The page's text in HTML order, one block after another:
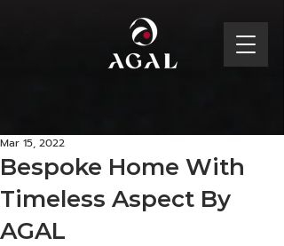
Bespoke Home With
Timeless Aspect By
AGAL
Mar 15, 2022